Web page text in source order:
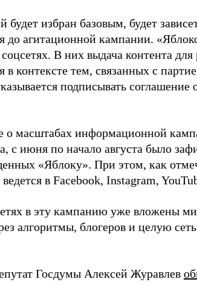
избран базовым, будет
до агитационной кампании.
В них выдача контента
в контексте тем, связанных с
подписывать соглашение
о масштабах информационной
с июня по начало августа было
«Яблоку». При этом, как
в Facebook, Instagram,
в эту кампанию уже вложены
алгоритмы, блогеров и целую
Госдумы Алексей Журавлев